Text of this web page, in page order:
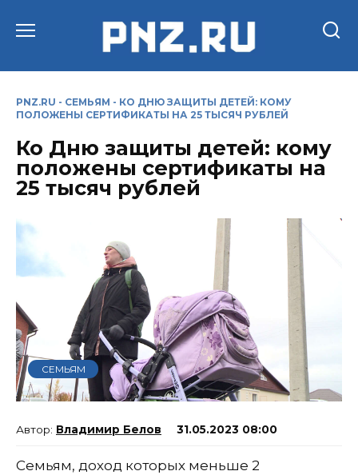
PNZ.RU - СЕМЬЯМ - КО ДНЮ ЗАЩИТЫ ДЕТЕЙ: КОМУ
ПОЛОЖЕНЫ СЕРТИФИКАТЫ НА 25 ТЫСЯЧ РУБЛЕЙ
Ко Дню защиты детей: кому
положены сертификаты на
25 тысяч рублей
СЕМЬЯМ
Владимир Белов 31.05.2023 08:00
Семьям, доход которых меньше 2